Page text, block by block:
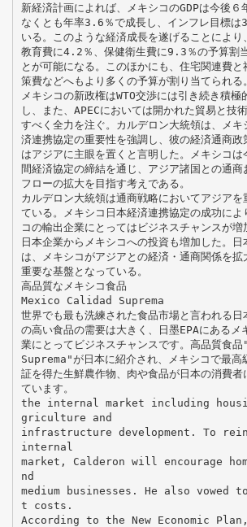
新経済計画によれば、メキシコのGDPは今後６
なくとも年率3.6％で成長し、インフレ目標は
いる。このような経済成長を遂げることにより
教育費に4.2％、保健衛生費に9.3％の予算割
とが可能になる。このほかにも、住宅関連費と
策費などへもより多くの予算が割り当てられる。
メキシコの新政権はWTO交渉には引き続き積極
し、また、APECにおいては開かれた貿易と技
すべく全力を注ぐ。カルデロン大統領は、メキ
済連携協定の重要性を強調し、彼の経済通商政
はアジアに主眼を置くと言明した。メキシコは
間経済協定の締結を通じ、アジア諸国との通商
フローの拡大を目指す考えである。
カルデロン大統領は通商戦略においてアジアを
ている。メキシコ日本経済連携協定の成功によ
コの輸出企業にとってはビジネスチャンスが増
日本企業からメキシコへの投資も増加した。日
は、メキシコがアジアとの経済・通商関係を拡
重要な基盤となっている。
高品質なメキシコ食品
Mexico Calidad Suprema
世界でも最も洗練された食品市場と言われる日
の高い食品の需要は大きく、日墨EPAにあるメ
業にとってビジネスチャンスです。高品質食
Suprema"が日本に紹介され、メキシコで最高
証を得た生鮮農作物、肉や食品が日本の消費者
ています。
the internal market including
griculture and
infrastructure development. To
internal
market, Calderon will encourage
nd
medium businesses. He also vowed
t costs.
According to the New Economic Plan,